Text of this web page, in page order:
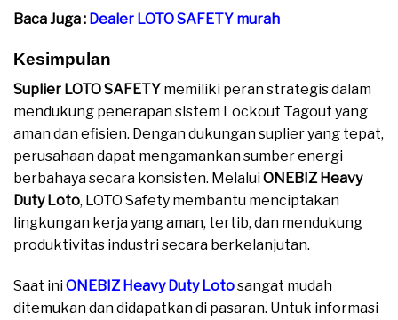
Baca Juga : Dealer LOTO SAFETY murah
Kesimpulan
Suplier LOTO SAFETY memiliki peran strategis dalam
mendukung penerapan sistem Lockout Tagout yang
aman dan efisien. Dengan dukungan suplier yang tepat,
perusahaan dapat mengamankan sumber energi
berbahaya secara konsisten. MelaluiONEBIZ Heavy
Duty Loto, LOTO Safety membantu menciptakan
lingkungan kerja yang aman, tertib, dan mendukung
produktivitas industri secara berkelanjutan.
Saat iniONEBIZ Heavy Duty Lotosangat mudah
ditemukan dan didapatkan di pasaran. Untuk informasi